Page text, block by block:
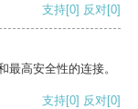
支持[0] 反对[0]
高安全性的连接。
支持[0] 反对[0]